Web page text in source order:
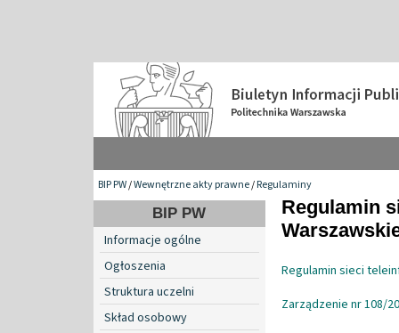
BIP PW/Wewnętrzne akty prawne/Regulaminy
BIP PW
Informacje ogólne
Ogłoszenia
Struktura uczelni
Skład osobowy
Regulamin
Regulamin sieci
Zarządzenie nr 108/